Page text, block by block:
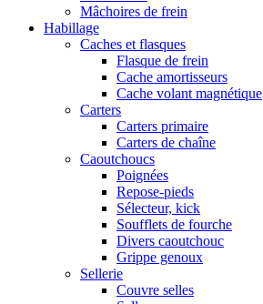
Mâchoires de frein
Habillage
Caches et flasques
Flasque de frein
Cache amortisseurs
Cache volant magnétique
Carters
Carters primaire
Carters de chaîne
Caoutchoucs
Poignées
Repose-pieds
Sélecteur, kick
Soufflets de fourche
Divers caoutchouc
Grippe genoux
Sellerie
Couvre selles